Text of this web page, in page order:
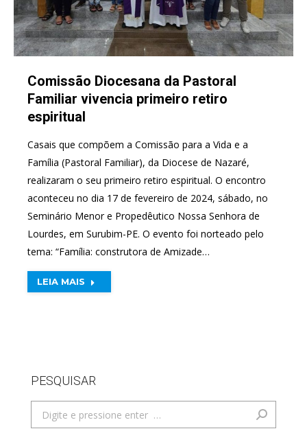
Comissão Diocesana da Pastoral
Familiar vivencia primeiro retiro
espiritual
Casais que compõem a Comissão para a Vida e a
Família (Pastoral Familiar), da Diocese de Nazaré,
realizaram o seu primeiro retiro espiritual. O encontro
aconteceu no dia 17 de fevereiro de 2024, sábado, no
Seminário Menor e Propedêutico Nossa Senhora de
Lourdes, em Surubim-PE. O evento foi norteado pelo
tema: “Família: construtora de Amizade…
LEIA MAIS
PESQUISAR
Search: